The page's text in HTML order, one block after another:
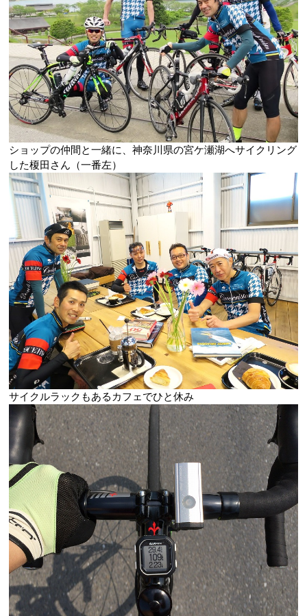
ショップの仲間と一緒に、神奈川県の宮ケ瀬湖へサイクリング
した榎田さん（一番左）
サイクルラックもあるカフェでひと休み